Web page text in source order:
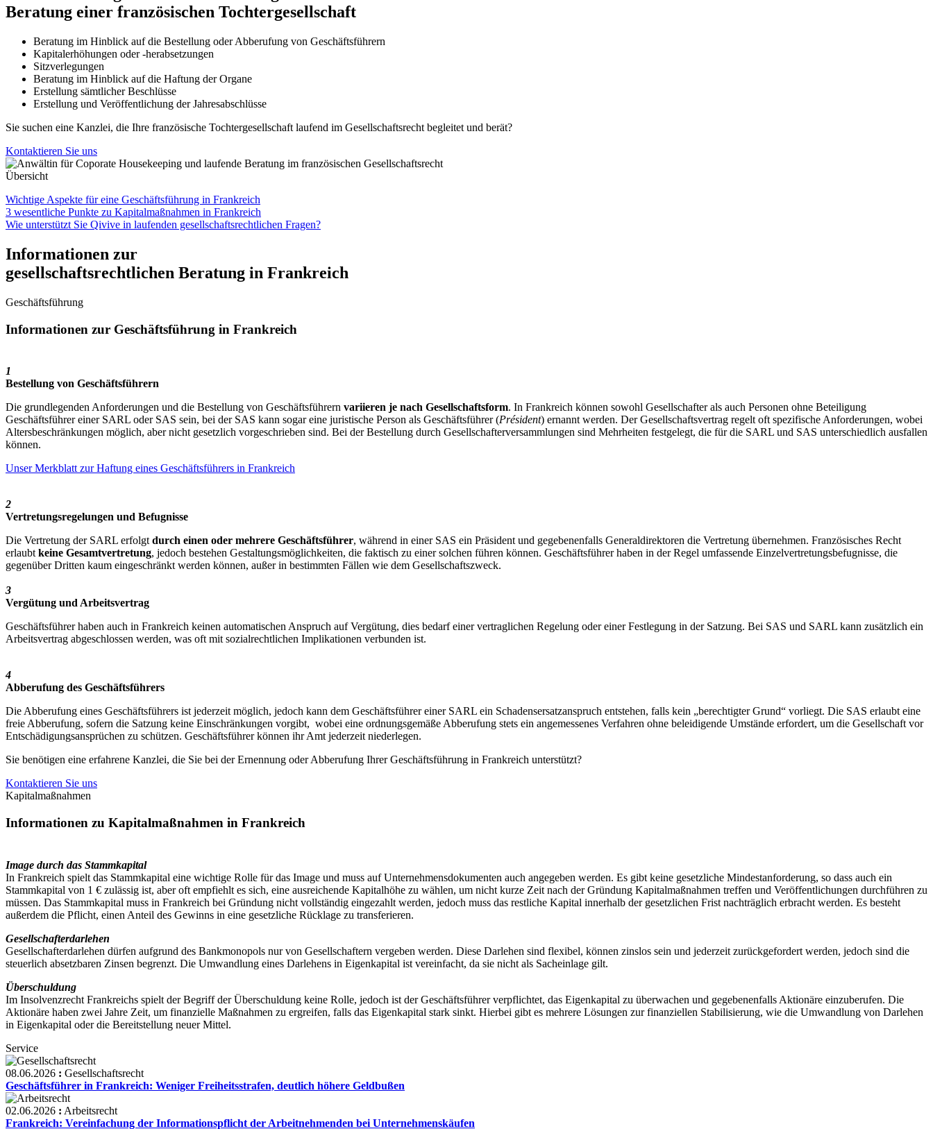
Beratung einer französischen Tochtergesellschaft
Beratung im Hinblick auf die Bestellung oder Abberufung von Geschäftsführern
Kapitalerhöhungen oder -herabsetzungen
Sitzverlegungen
Beratung im Hinblick auf die Haftung der Organe
Erstellung sämtlicher Beschlüsse
Erstellung und Veröffentlichung der Jahresabschlüsse
Sie suchen eine Kanzlei, die Ihre französische Tochtergesellschaft laufend im Gesellschaftsrecht begleitet und berät?
Kontaktieren Sie uns
Übersicht
Wichtige Aspekte für eine Geschäftsführung in Frankreich
3 wesentliche Punkte zu Kapitalmaßnahmen in Frankreich
Wie unterstützt Sie Qivive in laufenden gesellschaftsrechtlichen Fragen?
Informationen zur
gesellschaftsrechtlichen Beratung in Frankreich
Geschäftsführung
Informationen zur Geschäftsführung in Frankreich
1
Bestellung von Geschäftsführern
Die grundlegenden Anforderungen und die Bestellung von Geschäftsführern variieren je nach Gesellschaftsform. In Frankreich können sowohl Gesellschafter als auch Personen ohne Beteiligung
Geschäftsführer einer SARL oder SAS sein, bei der SAS kann sogar eine juristische Person als Geschäftsführer (Président) ernannt werden. Der Gesellschaftsvertrag regelt oft spezifische Anforderungen, wobei
Altersbeschränkungen möglich, aber nicht gesetzlich vorgeschrieben sind. Bei der Bestellung durch Gesellschafterversammlungen sind Mehrheiten festgelegt, die für die SARL und SAS unterschiedlich ausfallen
können.
Unser Merkblatt zur Haftung eines Geschäftsführers in Frankreich
2
Vertretungsregelungen und Befugnisse
Die Vertretung der SARL erfolgt durch einen oder mehrere Geschäftsführer, während in einer SAS ein Präsident und gegebenenfalls Generaldirektoren die Vertretung übernehmen. Französisches Recht
erlaubt keine Gesamtvertretung, jedoch bestehen Gestaltungsmöglichkeiten, die faktisch zu einer solchen führen können. Geschäftsführer haben in der Regel umfassende Einzelvertretungsbefugnisse, die
gegenüber Dritten kaum eingeschränkt werden können, außer in bestimmten Fällen wie dem Gesellschaftszweck.
3
Vergütung und Arbeitsvertrag
Geschäftsführer haben auch in Frankreich keinen automatischen Anspruch auf Vergütung, dies bedarf einer vertraglichen Regelung oder einer Festlegung in der Satzung. Bei SAS und SARL kann zusätzlich ein
Arbeitsvertrag abgeschlossen werden, was oft mit sozialrechtlichen Implikationen verbunden ist.
4
Abberufung des Geschäftsführers
Die Abberufung eines Geschäftsführers ist jederzeit möglich, jedoch kann dem Geschäftsführer einer SARL ein Schadensersatzanspruch entstehen, falls kein „berechtigter Grund“ vorliegt. Die SAS erlaubt eine
freie Abberufung, sofern die Satzung keine Einschränkungen vorgibt, wobei eine ordnungsgemäße Abberufung stets ein angemessenes Verfahren ohne beleidigende Umstände erfordert, um die Gesellschaft vor
Entschädigungsansprüchen zu schützen. Geschäftsführer können ihr Amt jederzeit niederlegen.
Sie benötigen eine erfahrene Kanzlei, die Sie bei der Ernennung oder Abberufung Ihrer Geschäftsführung in Frankreich unterstützt?
Kontaktieren Sie uns
Kapitalmaßnahmen
Informationen zu Kapitalmaßnahmen in Frankreich
Image durch das Stammkapital
In Frankreich spielt das Stammkapital eine wichtige Rolle für das Image und muss auf Unternehmensdokumenten auch angegeben werden. Es gibt keine gesetzliche Mindestanforderung, so dass auch ein
Stammkapital von 1 € zulässig ist, aber oft empfiehlt es sich, eine ausreichende Kapitalhöhe zu wählen, um nicht kurze Zeit nach der Gründung Kapitalmaßnahmen treffen und Veröffentlichungen durchführen zu
müssen. Das Stammkapital muss in Frankreich bei Gründung nicht vollständig eingezahlt werden, jedoch muss das restliche Kapital innerhalb der gesetzlichen Frist nachträglich erbracht werden. Es besteht
außerdem die Pflicht, einen Anteil des Gewinns in eine gesetzliche Rücklage zu transferieren.
Gesellschafterdarlehen
Gesellschafterdarlehen dürfen aufgrund des Bankmonopols nur von Gesellschaftern vergeben werden. Diese Darlehen sind flexibel, können zinslos sein und jederzeit zurückgefordert werden, jedoch sind die
steuerlich absetzbaren Zinsen begrenzt. Die Umwandlung eines Darlehens in Eigenkapital ist vereinfacht, da sie nicht als Sacheinlage gilt.​​​
Überschuldung
Im Insolvenzrecht Frankreichs spielt der Begriff der Überschuldung keine Rolle, jedoch ist der Geschäftsführer verpflichtet, das Eigenkapital zu überwachen und gegebenenfalls Aktionäre einzuberufen. Die
Aktionäre haben zwei Jahre Zeit, um finanzielle Maßnahmen zu ergreifen, falls das Eigenkapital stark sinkt. Hierbei gibt es mehrere Lösungen zur finanziellen Stabilisierung, wie die Umwandlung von Darlehen
in Eigenkapital oder die Bereitstellung neuer Mittel.
Service
08.06.2026 : Gesellschaftsrecht
Geschäftsführer in Frankreich: Weniger Freiheitsstrafen, deutlich höhere Geldbußen
02.06.2026 : Arbeitsrecht
Frankreich: Vereinfachung der Informationspflicht der Arbeitnehmenden bei Unternehmenskäufen